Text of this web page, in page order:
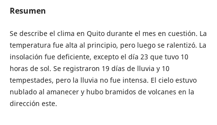
Resumen
Se describe el clima en Quito durante el mes en cuestión. La
temperatura fue alta al principio, pero luego se ralentizó. La
insolación fue deficiente, excepto el día 23 que tuvo 10
horas de sol. Se registraron 19 días de lluvia y 10
tempestades, pero la lluvia no fue intensa. El cielo estuvo
nublado al amanecer y hubo bramidos de volcanes en la
dirección este.